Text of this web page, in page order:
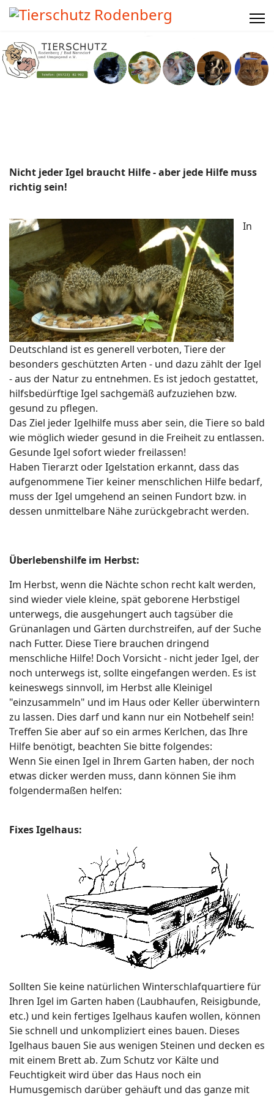
Nicht jeder Igel braucht Hilfe - aber jede Hilfe muss
richtig sein!
In
Deutschland ist es generell verboten, Tiere der
besonders geschützten Arten - und dazu zählt der Igel
- aus der Natur zu entnehmen. Es ist jedoch gestattet,
hilfsbedürftige Igel sachgemäß aufzuziehen bzw.
gesund zu pflegen.
Das Ziel jeder Igelhilfe muss aber sein, die Tiere so bald
wie möglich wieder gesund in die Freiheit zu entlassen.
Gesunde Igel sofort wieder freilassen!
Haben Tierarzt oder Igelstation erkannt, dass das
aufgenommene Tier keiner menschlichen Hilfe bedarf,
muss der Igel umgehend an seinen Fundort bzw. in
dessen unmittelbare Nähe zurückgebracht werden.
Überlebenshilfe im Herbst:
Im Herbst, wenn die Nächte schon recht kalt werden,
sind wieder viele kleine, spät geborene Herbstigel
unterwegs, die ausgehungert auch tagsüber die
Grünanlagen und Gärten durchstreifen, auf der Suche
nach Futter. Diese Tiere brauchen dringend
menschliche Hilfe! Doch Vorsicht - nicht jeder Igel, der
noch unterwegs ist, sollte eingefangen werden. Es ist
keineswegs sinnvoll, im Herbst alle Kleinigel
"einzusammeln" und im Haus oder Keller überwintern
zu lassen. Dies darf und kann nur ein Notbehelf sein!
Treffen Sie aber auf so ein armes Kerlchen, das Ihre
Hilfe benötigt, beachten Sie bitte folgendes:
Wenn Sie einen Igel in Ihrem Garten haben, der noch
etwas dicker werden muss, dann können Sie ihm
folgendermaßen helfen:
Fixes Igelhaus:
Sollten Sie keine natürlichen Winterschlafquartiere für
Ihren Igel im Garten haben (Laubhaufen, Reisigbunde,
etc.) und kein fertiges Igelhaus kaufen wollen, können
Sie schnell und unkompliziert eines bauen. Dieses
Igelhaus bauen Sie aus wenigen Steinen und decken es
mit einem Brett ab. Zum Schutz vor Kälte und
Feuchtigkeit wird über das Haus noch ein
Humusgemisch darüber gehäuft und das ganze mit